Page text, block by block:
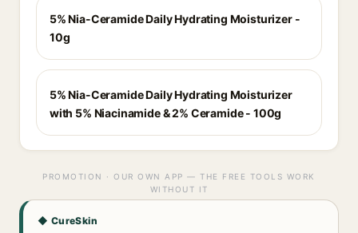
5% Nia-Ceramide Daily Hydrating Moisturizer -
10g
5% Nia-Ceramide Daily Hydrating Moisturizer
with 5% Niacinamide & 2% Ceramide - 100g
PROMOTION · OUR OWN APP — THE FREE TOOLS WORK
WITHOUT IT
◆ CureSkin